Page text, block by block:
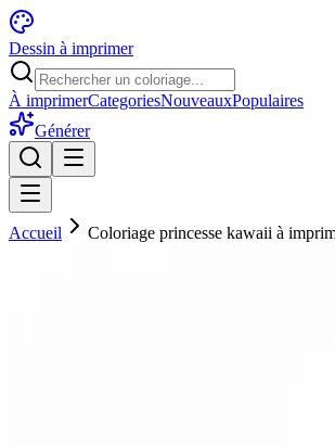
Dessin à imprimer
À imprimerCategoriesNouveauxPopulaires
Générer
Accueil Coloriage princesse kawaii à